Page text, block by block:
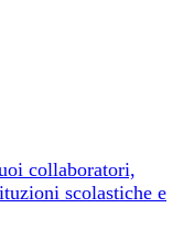
collaboratori,
scolastiche e